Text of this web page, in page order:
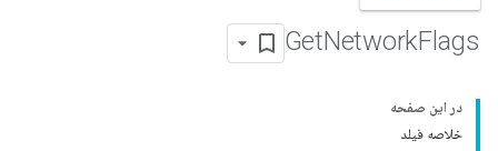
GetNetworkFlags
در این صفحه
خلاصه فیلد